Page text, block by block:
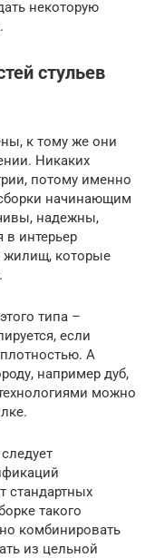
некоторую
стульев
к тому же они
Никаких
потому именно
начинающим
надежны,
интерьер
которые
типа –
если
А
например дуб,
можно
стандартных
такого
комбинировать
из цельной